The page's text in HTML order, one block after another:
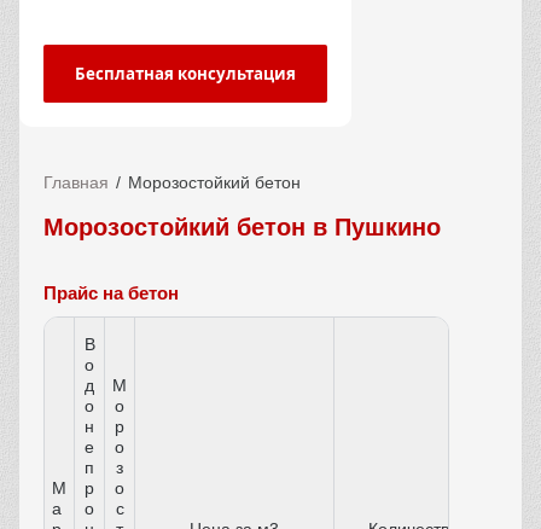
Бесплатная консультация
Главная Морозостойкий бетон
Морозостойкий бетон в Пушкино
Прайс на бетон
М
а
В
о
д
о
н
е
п
р
о
М
о
р
о
з
о
с